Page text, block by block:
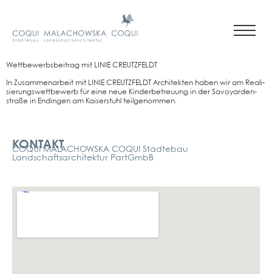
Wett­be­werbs­bei­trag mit LINIE CREUTZ­FELDT
In Zusam­men­ar­beit mit LINIE CREUTZ­FELDT Archi­tek­ten haben wir am Rea­li­
sie­rungs­wett­be­werb für eine neue Kin­der­be­treu­ung in der Savoy­ar­den­
stra­ße in Endin­gen am Kai­ser­stuhl teil­ge­nom­men.
KONTAKT
COQUI MALACHOWSKA COQUI Städtebau
Landschaftsarchitektur PartGmbB